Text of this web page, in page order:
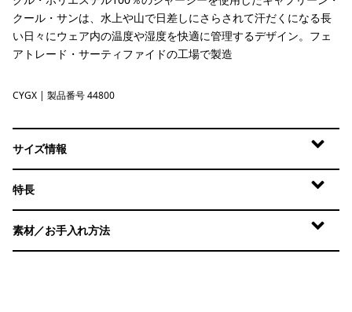
クール・サンは、水上や山で日差しにさらされて汗だくになる長
い日々にウェア内の温度や湿度を快適に管理するデザイン。フェ
アトレード・サーティファイドの工場で製造
Canopy Green - Light Canopy Green X-Dye
CYGX | 製品番号 44800
サイズ情報
特長
素材／お手入れ方法